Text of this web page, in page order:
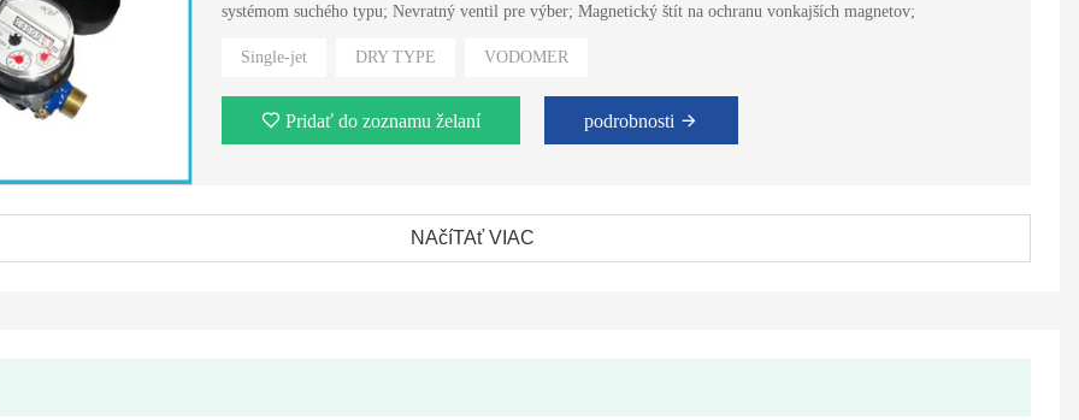
systémom suchého typu; Nevratný ventil pre výber; Magnetický štít na ochranu vonkajších magnetov;
Single-jet DRY TYPE VODOMER
Pridať do zoznamu želaní podrobnosti
NAčíTAť VIAC